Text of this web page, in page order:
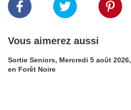
Vous aimerez aussi
Sortie Seniors, Mercredi 5 août 2026,
en Forêt Noire